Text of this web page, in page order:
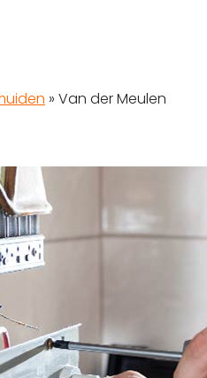
» Van der Meulen